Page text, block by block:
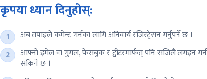
कृपया ध्यान दिनुहोस्:
अब तपाइले कमेन्ट गर्नका लागि अनिवार्य रजिस्ट्रेसन गर्नुपर्ने छ ।
आफ्नो इमेल वा गुगल, फेसबुक र ट्वीटरमार्फत् पनि सजिलै लगइन गर्न
सकिने छ ।